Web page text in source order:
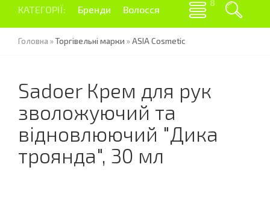
КАТЕГОРІЇ: Бренди Волосся
Головна »Торгівельні марки »ASIA Cosmetic
Sadoer Крем для рук
зволожуючий та
відновлюючий "Дика
троянда", 30 мл